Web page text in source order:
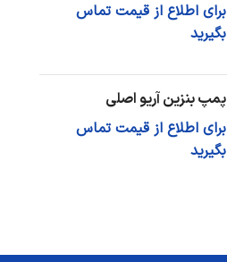
برای اطلاع از قیمت تماس
بگیرید
پمپ بنزین آریو اصلی
برای اطلاع از قیمت تماس
بگیرید